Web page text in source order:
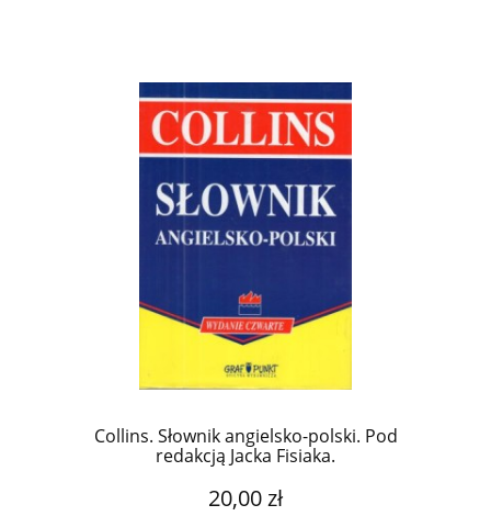
Collins. Słownik angielsko-polski. Pod
redakcją Jacka Fisiaka.
20,00 zł